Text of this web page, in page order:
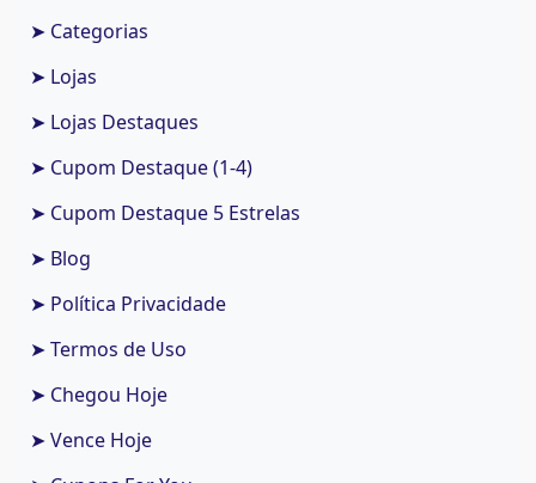
➤ Categorias
➤ Lojas
➤ Lojas Destaques
➤ Cupom Destaque (1-4)
➤ Cupom Destaque 5 Estrelas
➤ Blog
➤ Política Privacidade
➤ Termos de Uso
➤ Chegou Hoje
➤ Vence Hoje